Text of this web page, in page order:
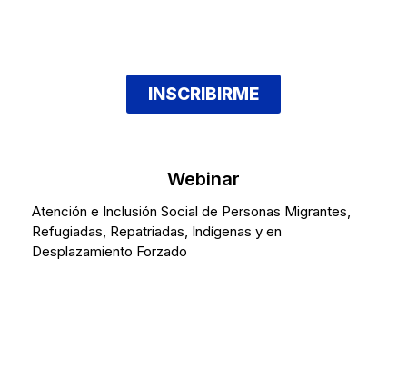
INSCRIBIRME
Webinar
Atención e Inclusión Social de Personas Migrantes,
Refugiadas, Repatriadas, Indígenas y en
Desplazamiento Forzado